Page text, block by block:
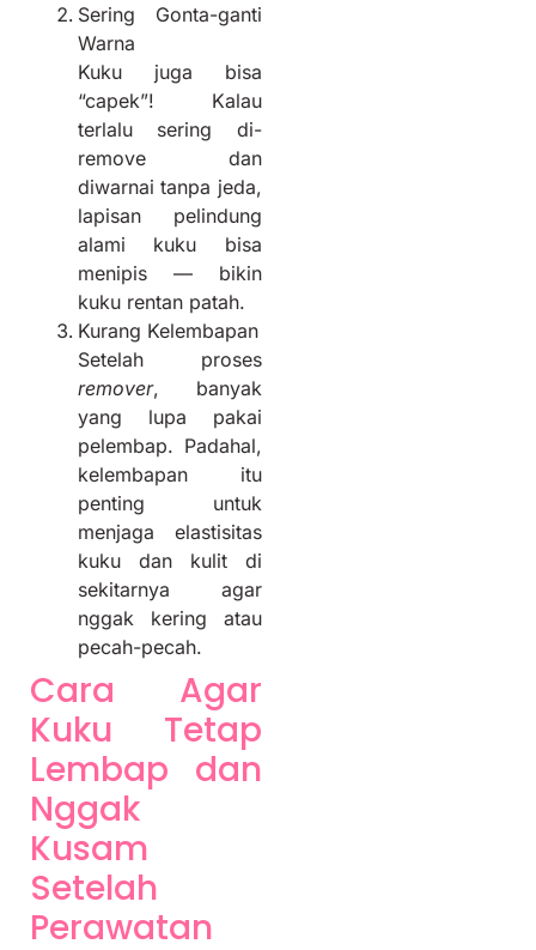
Sering Gonta-ganti
Warna
Kuku juga bisa
“capek”! Kalau
terlalu sering di-
remove dan
diwarnai tanpa jeda,
lapisan pelindung
alami kuku bisa
menipis — bikin
kuku rentan patah.
Kurang Kelembapan
Setelah proses
remover, banyak
yang lupa pakai
pelembap. Padahal,
kelembapan itu
penting untuk
menjaga elastisitas
kuku dan kulit di
sekitarnya agar
nggak kering atau
pecah-pecah.
Cara Agar
Kuku Tetap
Lembap dan
Nggak
Kusam
Setelah
Perawatan